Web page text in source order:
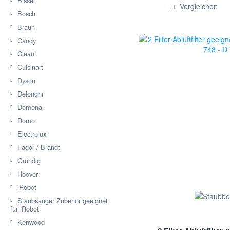
Bosch
Braun
Candy
Clearit
Cuisinart
Dyson
Delonghi
Domena
Domo
Electrolux
Fagor / Brandt
Grundig
Hoover
iRobot
Staubsauger Zubehör geeignet
für iRobot
Kenwood
Vergleichen